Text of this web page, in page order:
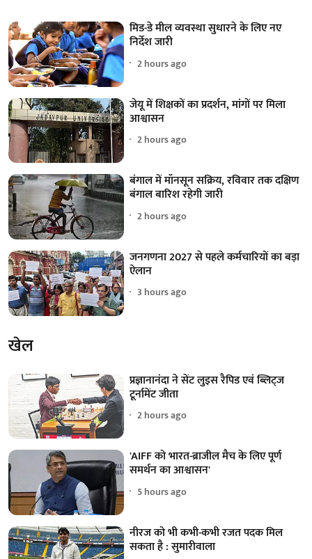
मिड-डे मील व्यवस्था सुधारने के लिए नए
निर्देश जारी
2 hours ago
जेयू में शिक्षकों का प्रदर्शन, मांगों पर मिला
आश्वासन
2 hours ago
बंगाल में मॉनसून सक्रिय, रविवार तक दक्षिण
बंगाल बारिश रहेगी जारी
2 hours ago
जनगणना 2027 से पहले कर्मचारियों का बड़ा
ऐलान
3 hours ago
खेल
प्रज्ञानानंदा ने सेंट लुइस रैपिड एवं ब्लिट्ज
टूर्नामेंट जीता
2 hours ago
'AIFF को भारत-ब्राजील मैच के लिए पूर्ण
समर्थन का आश्वासन'
5 hours ago
नीरज को भी कभी-कभी रजत पदक मिल
सकता है : सुमारीवाला